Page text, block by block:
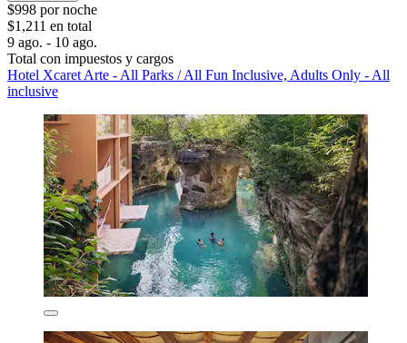
$998 por noche
$1,211 en total
9 ago. - 10 ago.
Total con impuestos y cargos
Hotel Xcaret Arte - All Parks / All Fun Inclusive, Adults Only - All
inclusive